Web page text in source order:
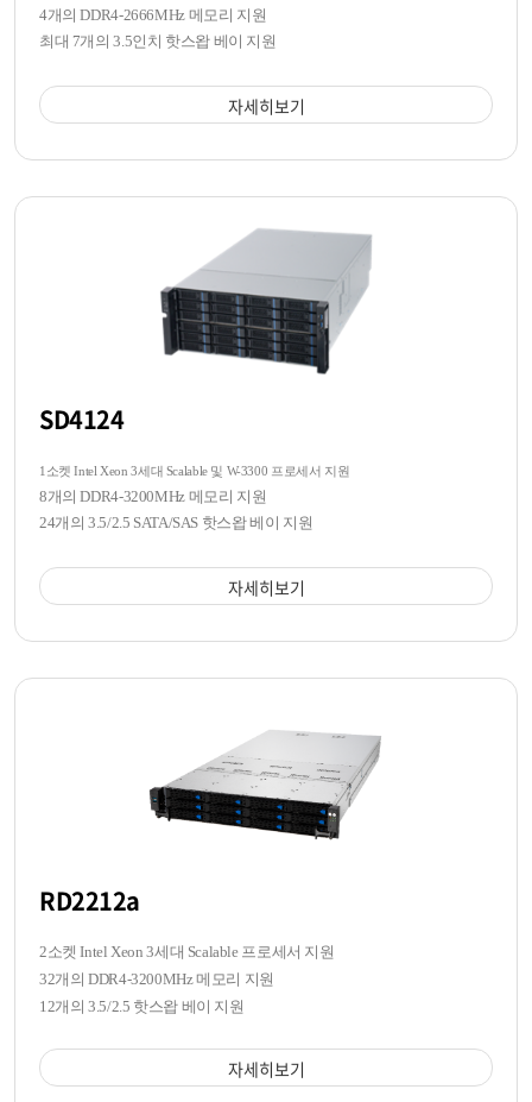
4개의 DDR4-2666MHz 메모리 지원
최대 7개의 3.5인치 핫스왑 베이 지원
자세히보기
SD4124
1소켓 Intel Xeon 3세대 Scalable 및 W-3300 프로세서 지원
8개의 DDR4-3200MHz 메모리 지원
24개의 3.5/2.5 SATA/SAS 핫스왑 베이 지원
자세히보기
RD2212a
2소켓 Intel Xeon 3세대 Scalable 프로세서 지원
32개의 DDR4-3200MHz 메모리 지원
12개의 3.5/2.5 핫스왑 베이 지원
자세히보기